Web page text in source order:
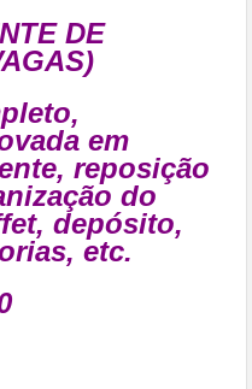
DE
em
reposição
do
depósito,
etc.